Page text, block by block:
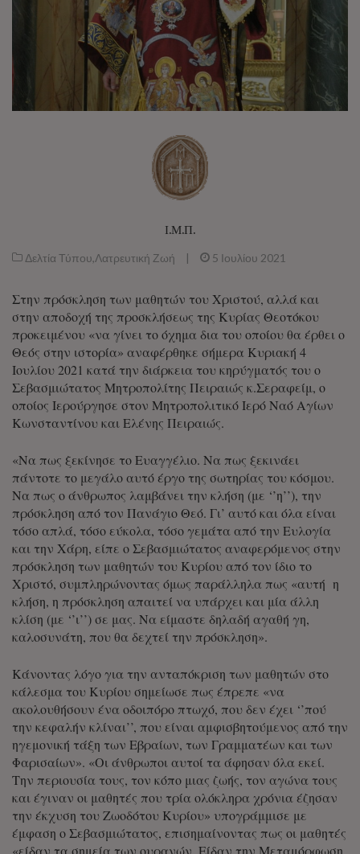
Ι.Μ.Π.
Δελτία Τύπου,Λατρευτική Ζωή | 5 Ιουλίου 2021
Στην πρόσκληση των μαθητών του Χριστού, αλλά και
στην αποδοχή της προσκλήσεως της Κυρίας Θεοτόκου
προκειμένου «να γίνει το όχημα δια του οποίου θα έρθει ο
Θεός στην ιστορία» αναφέρθηκε σήμερα Κυριακή 4
Ιουλίου 2021 κατά την διάρκεια του κηρύγματός του ο
Σεβασμιώτατος Μητροπολίτης Πειραιώς κ.Σεραφείμ, ο
οποίος Ιερούργησε στον Μητροπολιτικό Ιερό Ναό Αγίων
Κωνσταντίνου και Ελένης Πειραιώς.
«Να πως ξεκίνησε το Ευαγγέλιο. Να πως ξεκινάει
πάντοτε το μεγάλο αυτό έργο της σωτηρίας του κόσμου.
Να πως ο άνθρωπος λαμβάνει την κλήση (με ‘’η’’), την
πρόσκληση από τον Πανάγιο Θεό. Γι’ αυτό και όλα είναι
τόσο απλά, τόσο εύκολα, τόσο γεμάτα από την Ευλογία
και την Χάρη, είπε ο Σεβασμιώτατος αναφερόμενος στην
πρόσκληση των μαθητών του Κυρίου από τον ίδιο το
Χριστό, συμπληρώνοντας όμως παράλληλα πως «αυτή η
κλήση, η πρόσκληση απαιτεί να υπάρχει και μία άλλη
κλίση (με ‘’ι’’) σε μας. Να είμαστε δηλαδή αγαθή γη,
καλοσυνάτη, που θα δεχτεί την πρόσκληση».
Κάνοντας λόγο για την ανταπόκριση των μαθητών στο
κάλεσμα του Κυρίου σημείωσε πως έπρεπε «να
ακολουθήσουν ένα οδοιπόρο πτωχό, που δεν έχει ‘’πού
την κεφαλήν κλίναι’’, που είναι αμφισβητούμενος από την
ηγεμονική τάξη των Εβραίων, των Γραμματέων και των
Φαρισαίων». «Οι άνθρωποι αυτοί τα άφησαν όλα εκεί.
Την περιουσία τους, τον κόπο μιας ζωής, τον αγώνα τους
και έγιναν οι μαθητές που τρία ολόκληρα χρόνια έζησαν
την έκχυση του Ζωοδότου Κυρίου» υπογράμμισε με
έμφαση ο Σεβασμιώτατος, επισημαίνοντας πως οι μαθητές
«είδαν τα σημεία των ουρανών. Είδαν την Μεταμόρφωση,